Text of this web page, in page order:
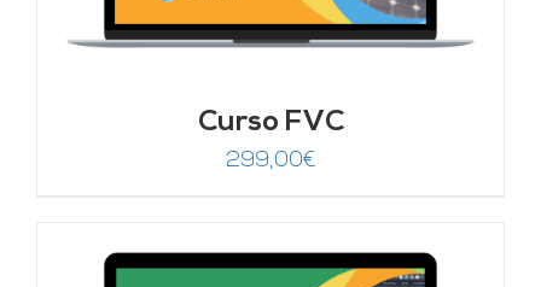
Curso FVC
299,00€